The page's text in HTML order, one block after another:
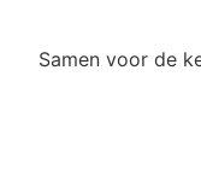
Samen voor de